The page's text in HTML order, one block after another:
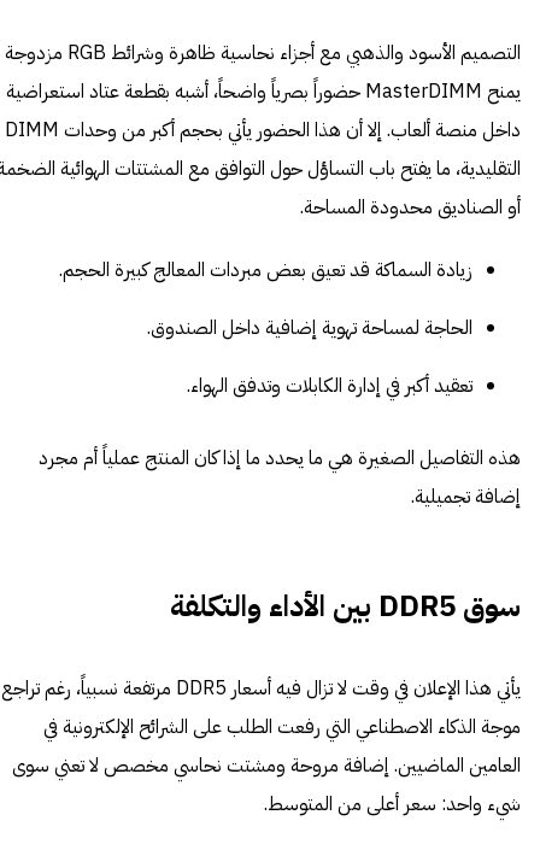
التصميم الأسود والذهبي مع أجزاء نحاسية ظاهرة وشرائط RGB مزدوجة
يمنح MasterDIMM حضوراً بصرياً واضحاً، أشبه بقطعة عتاد استعراضية
داخل منصة ألعاب. إلا أن هذا الحضور يأتي بحجم أكبر من وحدات DIMM
التقليدية، ما يفتح باب التساؤل حول التوافق مع المشتتات الهوائية
أو الصناديق محدودة المساحة.
زيادة السماكة قد تعيق بعض مبردات المعالج كبيرة الحجم.
الحاجة لمساحة تهوية إضافية داخل الصندوق.
تعقيد أكبر في إدارة الكابلات وتدفق الهواء.
هذه التفاصيل الصغيرة هي ما يحدد ما إذا كان المنتج عملياً أم مجرد
إضافة تجميلية.
سوق DDR5 بين الأداء والتكلفة
يأتي هذا الإعلان في وقت لا تزال فيه أسعار DDR5 مرتفعة نسبياً، رغم تراجع
موجة الذكاء الاصطناعي التي رفعت الطلب على الشرائح الإلكترونية في
العامين الماضيين. إضافة مروحة ومشتت نحاسي مخصص لا تعني سوى
شيء واحد: سعر أعلى من المتوسط.